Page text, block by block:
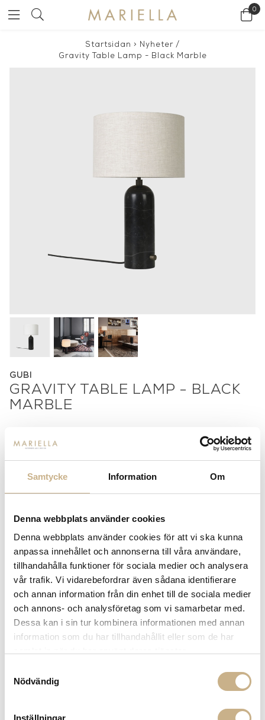
Samtycke Information Om
Denna webbplats använder cookies
Denna webbplats använder cookies för att vi ska kunna
anpassa innehållet och annonserna till våra användare,
tillhandahålla funktioner för sociala medier och analysera
vår trafik. Vi vidarebefordrar även sådana identifierare
och annan information från din enhet till de sociala medier
och annons- och analysföretag som vi samarbetar med.
Dessa kan i sin tur kombinera informationen med annan
information som du har tillhandahållit eller som de har
Nödvändig
Inställningar
0
Startsidan > Nyheter /
Gravity Table Lamp - Black Marble
GUBI
GRAVITY TABLE LAMP - BLACK
MARBLE
8.000
+
- LÄGG I VARUKORG
Lagerstatus: Beställningsvara
14 dagars returrätt på lagervaror. Läs mer
Leverans inom 3-5 arbetsdagar på lagervaror
Få10% välkomstrabatt när du registrerar dig för vårt
nyhetsbrev
Fri frakt på mindra varor vid köp över 1000:-
900:- i frakt vid köp av större möbler